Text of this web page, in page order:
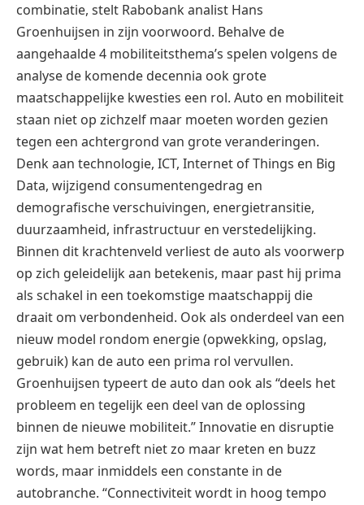
combinatie, stelt Rabobank analist Hans
Groenhuijsen in zijn voorwoord. Behalve de
aangehaalde 4 mobiliteitsthema’s spelen volgens de
analyse de komende decennia ook grote
maatschappelijke kwesties een rol. Auto en mobiliteit
staan niet op zichzelf maar moeten worden gezien
tegen een achtergrond van grote veranderingen.
Denk aan technologie, ICT, Internet of Things en Big
Data, wijzigend consumentengedrag en
demografische verschuivingen, energietransitie,
duurzaamheid, infrastructuur en verstedelijking.
Binnen dit krachtenveld verliest de auto als voorwerp
op zich geleidelijk aan betekenis, maar past hij prima
als schakel in een toekomstige maatschappij die
draait om verbondenheid. Ook als onderdeel van een
nieuw model rondom energie (opwekking, opslag,
gebruik) kan de auto een prima rol vervullen.
Groenhuijsen typeert de auto dan ook als “deels het
probleem en tegelijk een deel van de oplossing
binnen de nieuwe mobiliteit.” Innovatie en disruptie
zijn wat hem betreft niet zo maar kreten en buzz
words, maar inmiddels een constante in de
autobranche. “Connectiviteit wordt in hoog tempo